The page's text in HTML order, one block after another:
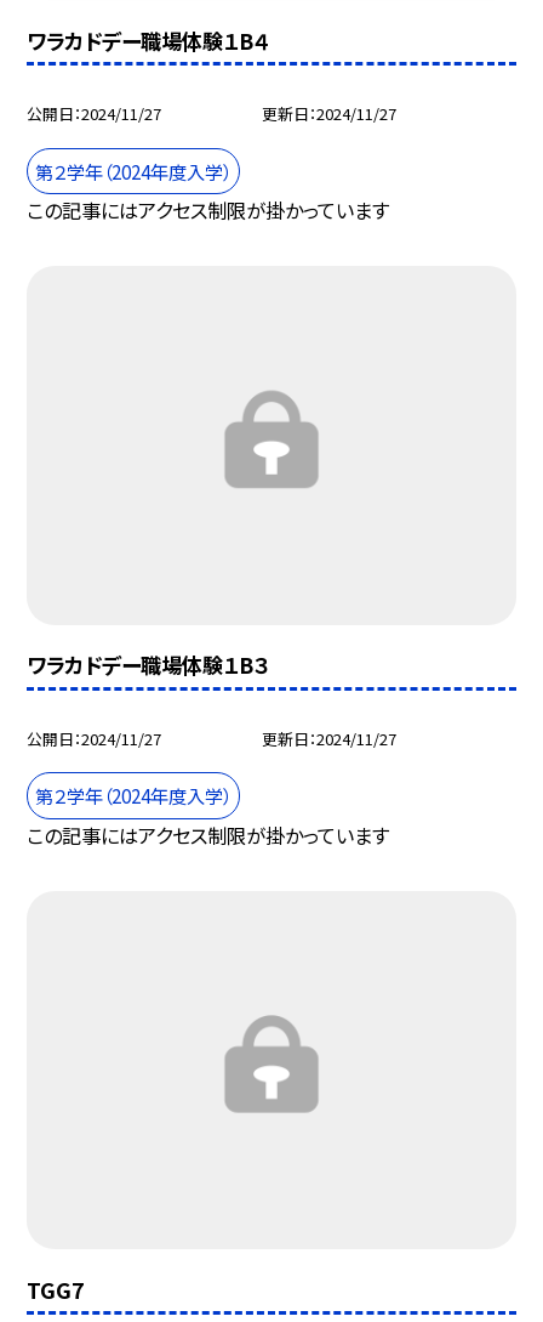
ワラカドデー職場体験１B４
公開日 2024/11/27 更新日 2024/11/27
第２学年（2024年度入学）
この記事にはアクセス制限が掛かっています
ワラカドデー職場体験１B３
公開日 2024/11/27 更新日 2024/11/27
第２学年（2024年度入学）
この記事にはアクセス制限が掛かっています
TGG7